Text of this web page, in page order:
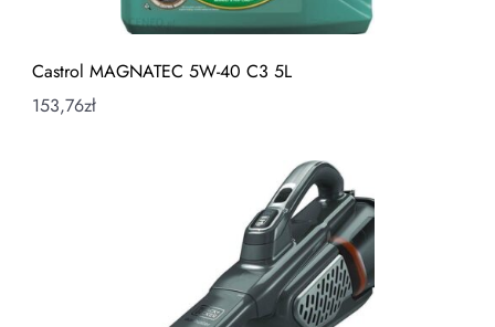
Castrol MAGNATEC 5W-40 C3 5L
153,76zł